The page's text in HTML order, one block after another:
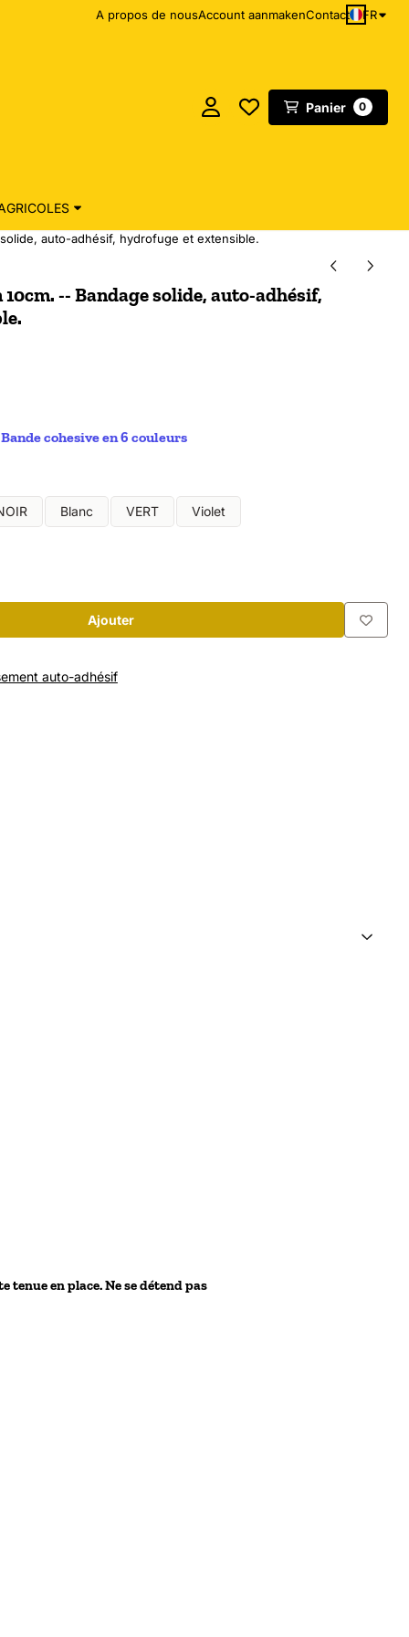
A propos de nousAccount aanmakenContact FR
Panier 0
auto-adhésif, hydrofuge et extensible.
-- Bandage solide, auto-adhésif,
cohesive en 6 couleurs
Blanc VERT Violet
Ajouter
auto-adhésif
tenue en place. Ne se détend pas